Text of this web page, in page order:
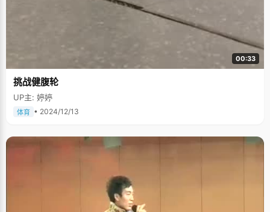
00:33
挑战健腹轮
UP主: 婷婷
体育 • 2024/12/13